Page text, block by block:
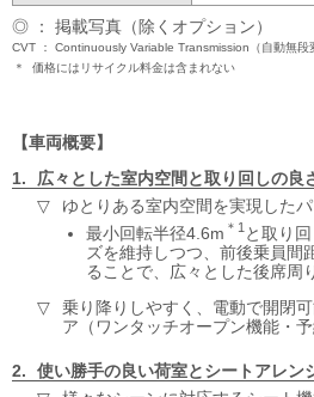
◎ ： 掲載写真（除くオプション）
CVT
Continuously Variable Transmission（自動無段
＊
価格にはリサイクル料金は含まれない
車両概要
広々とした室内空間と取り回しの良
ゆとりある室内空間を実現した
最小回転半径4.6m ＊1と取り
ズを維持しつつ、前後乗員間
ることで、広々とした後席周
乗り降りしやすく、電動で開閉
ア（ワンタッチオープン機能・
使い勝手の良い荷室とシートアレン